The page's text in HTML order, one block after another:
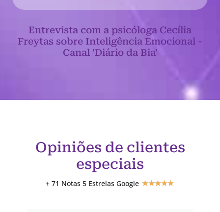
Entrevista com a psicóloga Cecília
Freytas sobre Inteligência Emocional -
Canal 'Diário da Bia'
Opiniões de clientes
especiais
+ 71 Notas 5 Estrelas Google ★★★★★